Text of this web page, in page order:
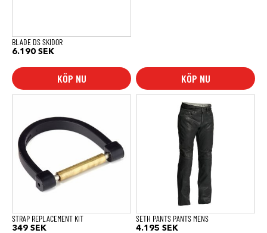
BLADE DS SKIDOR
6.190 SEK
KÖP NU KÖP NU
STRAP REPLACEMENT KIT
349 SEK
SETH PANTS PANTS MENS
4.195 SEK
produkten
alternativen
produktsidan